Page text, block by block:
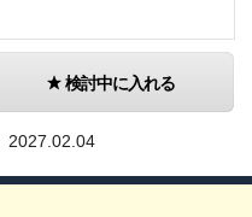
検討中に入れる
2027.02.04